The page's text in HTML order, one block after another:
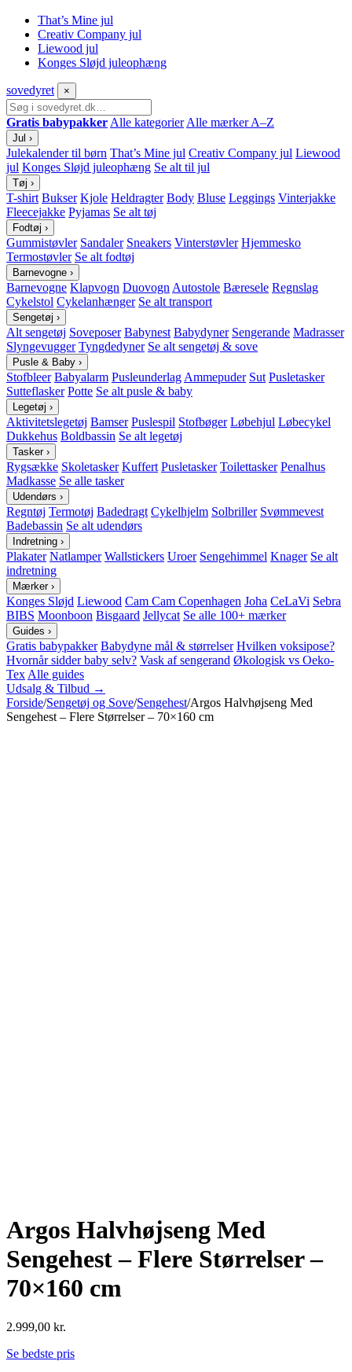
That’s Mine jul
Creativ Company jul
Liewood jul
Konges Sløjd juleophæng
sovedyret ×
Gratis babypakker Alle kategorier Alle mærker A–Z
Jul ›
Julekalender til børn That’s Mine jul Creativ Company jul Liewood
jul Konges Sløjd juleophæng Se alt til jul
Tøj ›
T-shirt Bukser Kjole Heldragter Body Bluse Leggings Vinterjakke
Fleecejakke Pyjamas Se alt tøj
Fodtøj ›
Gummistøvler Sandaler Sneakers Vinterstøvler Hjemmesko
Termostøvler Se alt fodtøj
Barnevogne ›
Barnevogne Klapvogn Duovogn Autostole Bæresele Regnslag
Cykelstol Cykelanhænger Se alt transport
Sengetøj ›
Alt sengetøj Soveposer Babynest Babydyner Sengerande Madrasser
Slyngevugger Tyngdedyner Se alt sengetøj & sove
Pusle & Baby ›
Stofbleer Babyalarm Pusleunderlag Ammepuder Sut Pusletasker
Sutteflasker Potte Se alt pusle & baby
Legetøj ›
Aktivitetslegetøj Bamser Puslespil Stofbøger Løbehjul Løbecykel
Dukkehus Boldbassin Se alt legetøj
Tasker ›
Rygsække Skoletasker Kuffert Pusletasker Toilettasker Penalhus
Madkasse Se alle tasker
Udendørs ›
Regntøj Termotøj Badedragt Cykelhjelm Solbriller Svømmevest
Badebassin Se alt udendørs
Indretning ›
Plakater Natlamper Wallstickers Uroer Sengehimmel Knager Se alt
indretning
Mærker ›
Konges Sløjd Liewood Cam Cam Copenhagen Joha CeLaVi Sebra
BIBS Moonboon Bisgaard Jellycat Se alle 100+ mærker
Guides ›
Gratis babypakker Babydyne mål & størrelser Hvilken voksipose?
Hvornår sidder baby selv? Vask af sengerand Økologisk vs Oeko-
Tex Alle guides
Udsalg & Tilbud →
Forside/Sengetøj og Sove/Sengehest/Argos Halvhøjseng Med
Sengehest – Flere Størrelser – 70×160 cm
Argos Halvhøjseng Med
Sengehest – Flere Størrelser –
70×160 cm
2.999,00 kr.
Se bedste pris